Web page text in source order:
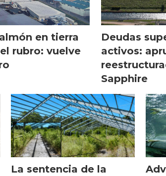
en tierra
rubro: vuelve
Deudas
activos:
Sapphire
La sentencia de la